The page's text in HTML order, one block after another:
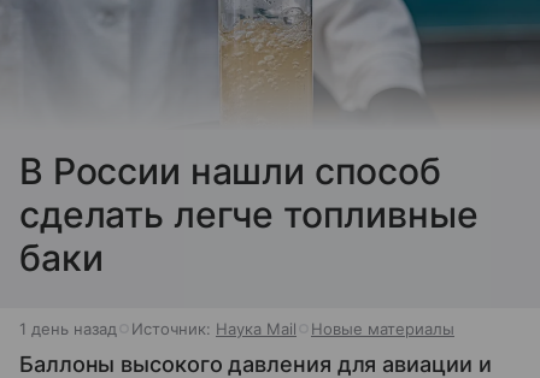
В России нашли способ
сделать легче топливные
баки
1 день назад Источник: Наука Mail Новые материалы
Баллоны высокого давления для авиации и